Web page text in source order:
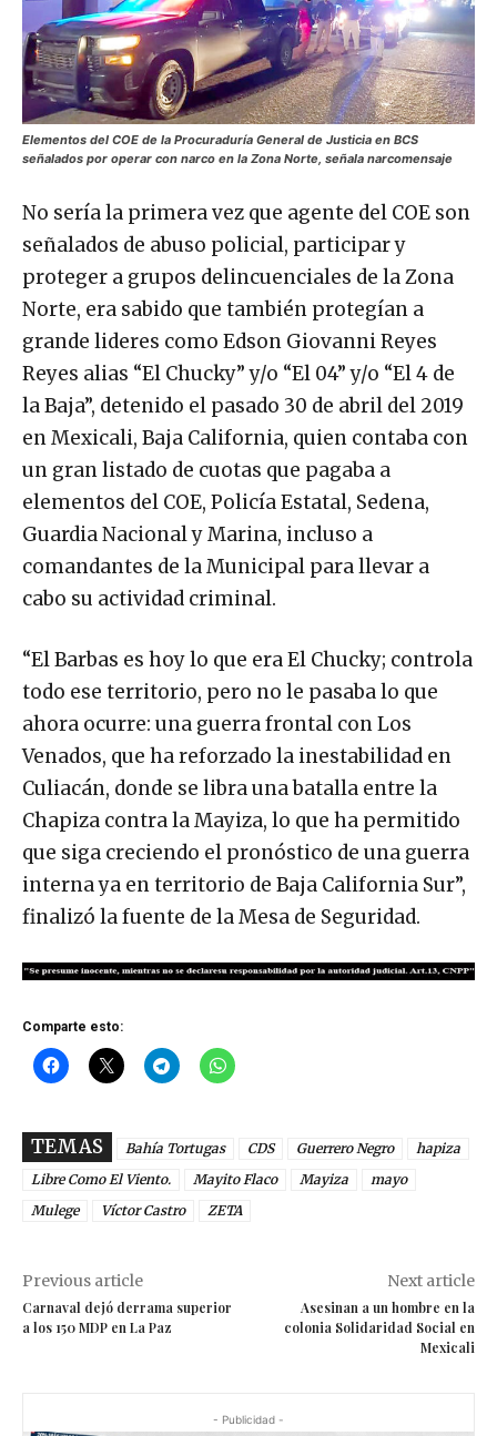
Elementos del COE de la Procuraduría General de Justicia en BCS
señalados por operar con narco en la Zona Norte, señala narcomensaje
No sería la primera vez que agente del COE son
señalados de abuso policial, participar y
proteger a grupos delincuenciales de la Zona
Norte, era sabido que también protegían a
grande lideres como Edson Giovanni Reyes
Reyes alias “El Chucky” y/o “El 04” y/o “El 4 de
la Baja”, detenido el pasado 30 de abril del 2019
en Mexicali, Baja California, quien contaba con
un gran listado de cuotas que pagaba a
elementos del COE, Policía Estatal, Sedena,
Guardia Nacional y Marina, incluso a
comandantes de la Municipal para llevar a
cabo su actividad criminal.
“El Barbas es hoy lo que era El Chucky; controla
todo ese territorio, pero no le pasaba lo que
ahora ocurre: una guerra frontal con Los
Venados, que ha reforzado la inestabilidad en
Culiacán, donde se libra una batalla entre la
Chapiza contra la Mayiza, lo que ha permitido
que siga creciendo el pronóstico de una guerra
interna ya en territorio de Baja California Sur”,
finalizó la fuente de la Mesa de Seguridad.
Comparte esto:
TEMAS Bahía Tortugas CDS Guerrero Negro
hapiza
Libre Como El Viento.
Mayito Flaco Mayiza
mayo
Mulege
Víctor Castro ZETA
Previous article
Carnaval dejó derrama superior
a los 150 MDP en La Paz
Next article
Asesinan a un hombre en la
colonia Solidaridad Social en
Mexicali
- Publicidad -